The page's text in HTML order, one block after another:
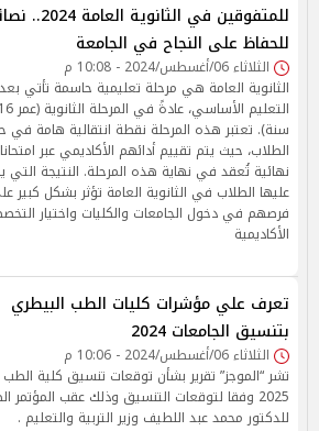
للمتفوقين في الثانوية
للحفاظ على النجاح في الجامعة
الثلاثاء 06/أغسطس/2024 - 10:08 م
الثانوية العامة هي مرحلة تعليمية حاسمة تأتي بعد
سنة). تعتبر هذه المرحلة نقطة انتقالية هامة في
الطلاب، حيث يتم تقييم أدائهم الأكاديمي عبر
نهائية تُعقد في نهاية هذه المرحلة. النتيجة التي
عليها الطلاب في الثانوية العامة تؤثر بشكل كبير
فرصهم في دخول الجامعات والكليات واختيار
الأكاديمية
تعرف علي مؤشرات كليات الطب البيطري
بتنسيق الجامعات 2024
الثلاثاء 06/أغسطس/2024 - 10:06 م
تشر “الموجز” تقرير بشأن توقعات تنسيق كلية الطب
2025 وفقا لتوقعات التنسيق وذلك عقب المؤتمر
للدكتور محمد عبد اللطيف وزير التربية والتعليم .